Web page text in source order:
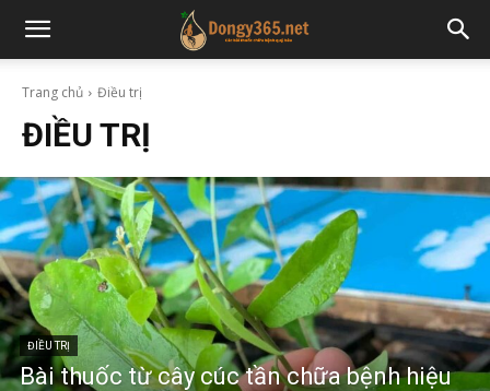
Trang chủ Điều trị
ĐIỀU TRỊ
ĐIỀU TRỊ
Bài thuốc từ cây cúc tần chữa bệnh hiệu